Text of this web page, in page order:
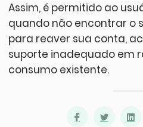
Assim, é permitido ao
quando não encontrar o
para reaver sua conta,
suporte inadequado em
consumo existente.